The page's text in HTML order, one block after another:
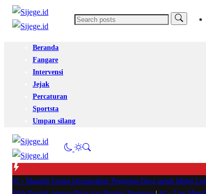
Beranda
Fangare
Intervensi
Jejak
Percaturan
Sportsta
Umpan silang
#1 - Masalah Utama Infrastruktur Pengisian Daya untuk Mobil